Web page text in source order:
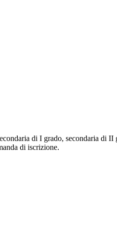
di I grado, secondaria di II
di iscrizione.